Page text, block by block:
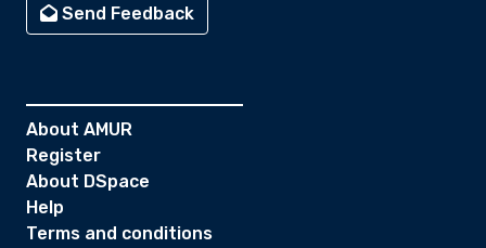
Send Feedback
About AMUR
Register
About DSpace
Help
Terms and conditions